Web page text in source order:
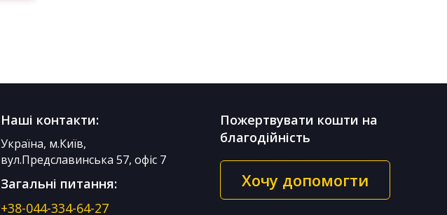
Наші контакти:
Україна, м.Київ,
вул.Предславинська 57, офіс 7
Загальні питання:
+38-044-334-64-27
Пожертвувати кошти на
благодійність
Хочу допомогти